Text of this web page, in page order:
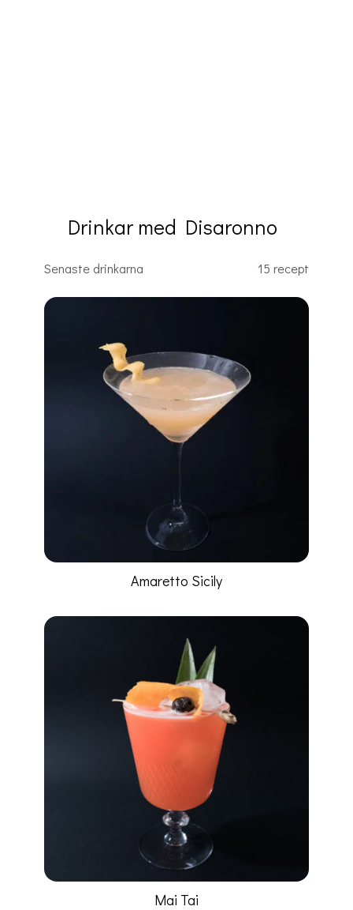
Drinkar med Disaronno
Senaste drinkarna 15 recept
Amaretto Sicily
Mai Tai